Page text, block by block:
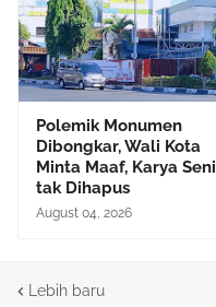
Polemik Monumen
Dibongkar, Wali Kota
Minta Maaf, Karya Seni
tak Dihapus
August 04, 2026
Lebih baru